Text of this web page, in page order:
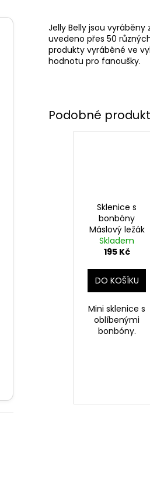
Jelly Belly jsou
uvedeno přes 50
produkty vyráběné ve
hodnotu pro fanoušky.
Sklenice s
bonbóny
Máslový ležák
35g, Harry
Potter
Skladem
195 Kč
DO KOŠÍKU
Mini sklenice s
oblíbenými
bonbóny.